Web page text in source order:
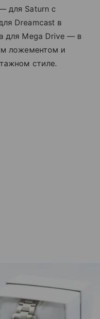
для Saturn с
Dreamcast в
для Mega Drive — в
ложементом и
стиле.